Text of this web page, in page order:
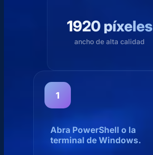
1920 píxeles
ancho de alta calidad
Abra PowerShell o la
terminal de Windows.